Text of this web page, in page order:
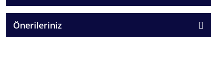
Önerileriniz